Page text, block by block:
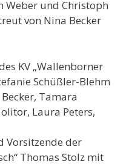
Weber und Christoph
von Nina Becker
KV „Wallenborner
Schüßler-Blehm
Tamara
Laura Peters,
Vorsitzende der
Thomas Stolz mit